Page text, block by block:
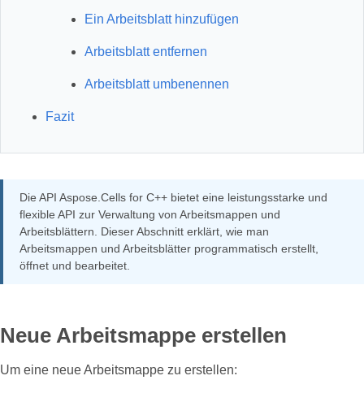
Ein Arbeitsblatt hinzufügen
Arbeitsblatt entfernen
Arbeitsblatt umbenennen
Fazit
Die API Aspose.Cells for C++ bietet eine leistungsstarke und
flexible API zur Verwaltung von Arbeitsmappen und
Arbeitsblättern. Dieser Abschnitt erklärt, wie man
Arbeitsmappen und Arbeitsblätter programmatisch erstellt,
öffnet und bearbeitet.
Neue Arbeitsmappe erstellen
Um eine neue Arbeitsmappe zu erstellen: